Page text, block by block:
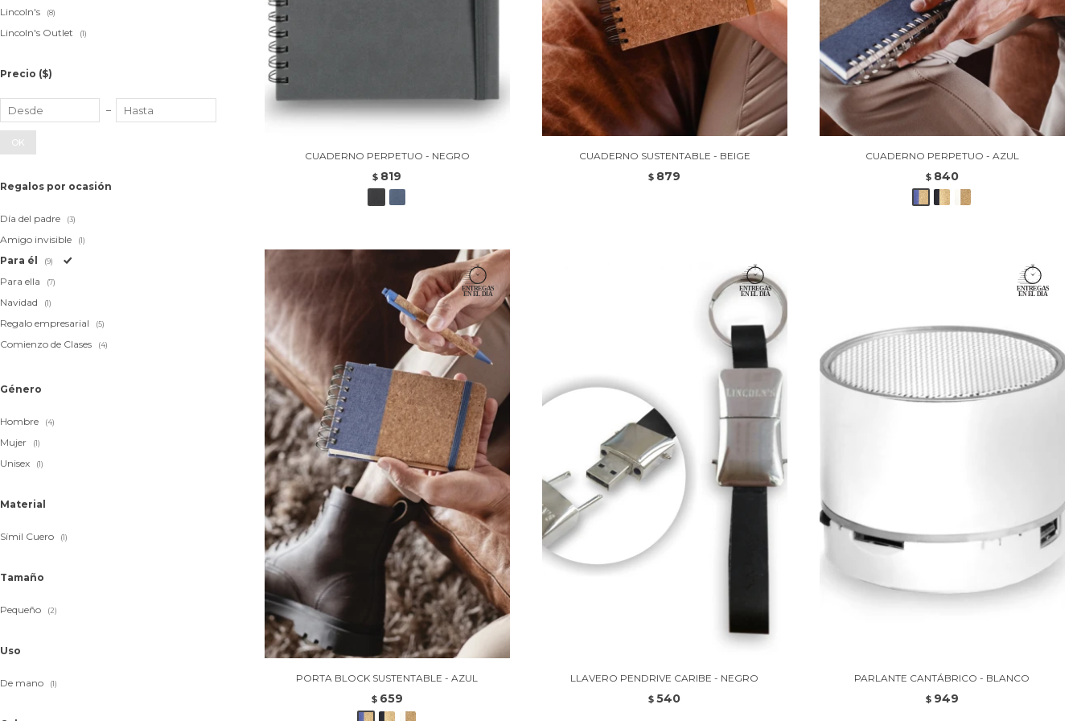
CUADERNO PERPETUO - NEGRO
$ 819
CUADERNO SUSTENTABLE - BEIGE
$ 879
CUADERNO PERPETUO - AZUL
$ 840
PORTA BLOCK SUSTENTABLE - AZUL
$ 659
LLAVERO PENDRIVE CARIBE - NEGRO
$ 540
PARLANTE CANTÁBRICO - BLANCO
$ 949
Lincoln's (8)
Lincoln's Outlet (1)
Precio ($)
OK
Regalos por ocasión
Día del padre (3)
Amigo invisible (1)
Para él (9)
Para ella (7)
Navidad (1)
Regalo empresarial (5)
Comienzo de Clases (4)
Género
Hombre (4)
Mujer (1)
Unisex (1)
Material
Símil Cuero (1)
Tamaño
Pequeño (2)
Uso
De mano (1)